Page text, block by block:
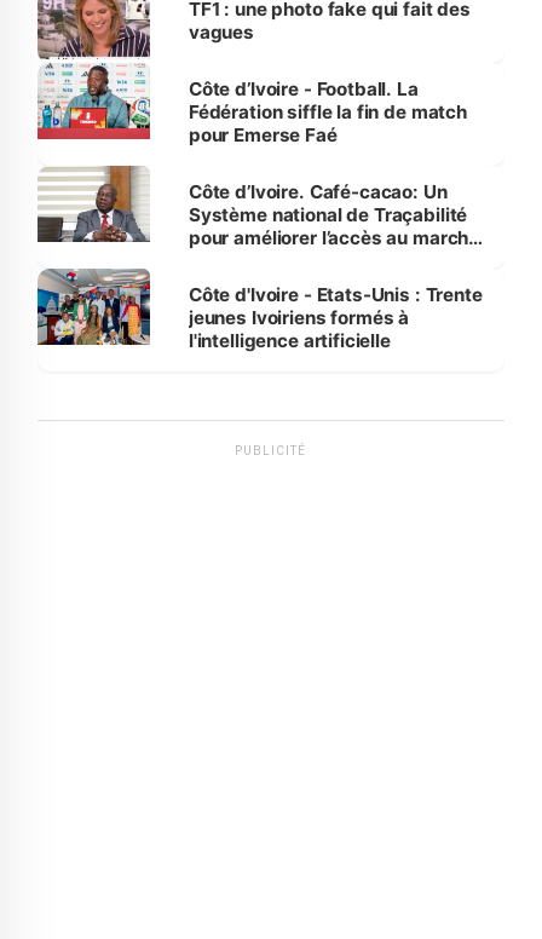
TF1 : une photo fake qui fait des
vagues
Côte d’Ivoire - Football. La
Fédération siffle la fin de match
pour Emerse Faé
Côte d’Ivoire. Café-cacao: Un
Système national de Traçabilité
pour améliorer l’accès au marché
Côte d'Ivoire - Etats-Unis : Trente
jeunes Ivoiriens formés à
l'intelligence artificielle
PUBLICITÉ